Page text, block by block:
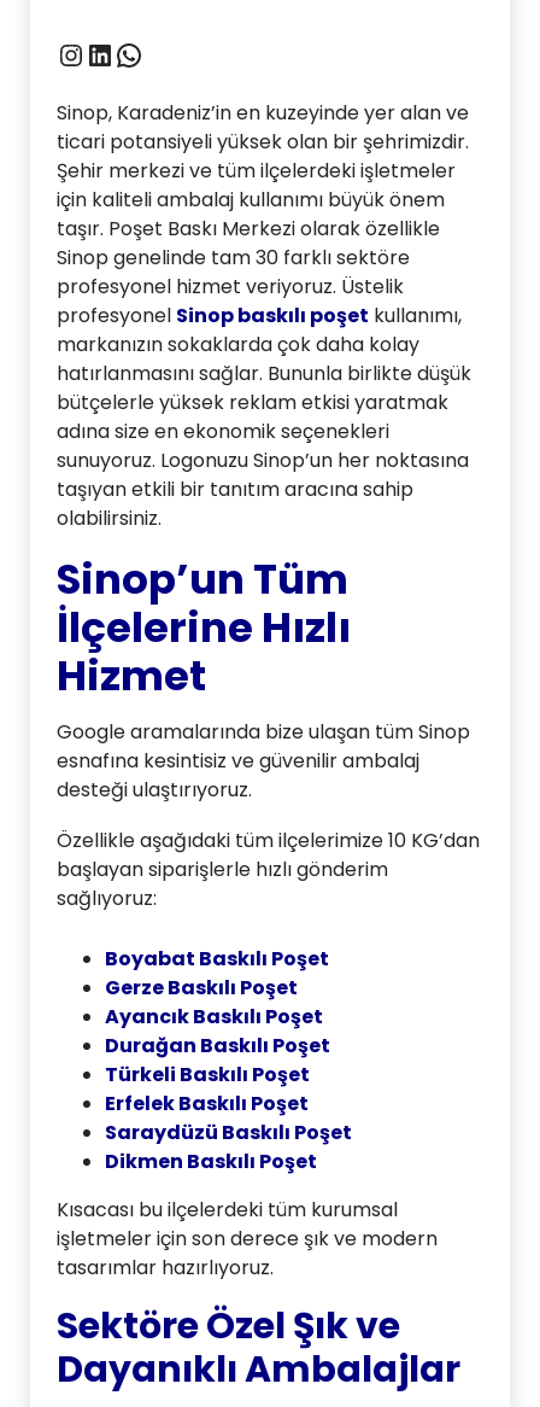
Instagram
LinkedIn
WhatsApp
Sinop, Karadeniz’in en kuzeyinde yer alan ve
ticari potansiyeli yüksek olan bir şehrimizdir.
Şehir merkezi ve tüm ilçelerdeki işletmeler
için kaliteli ambalaj kullanımı büyük önem
taşır. Poşet Baskı Merkezi olarak özellikle
Sinop genelinde tam 30 farklı sektöre
profesyonel hizmet veriyoruz. Üstelik
profesyonel Sinop baskılı poşet kullanımı,
markanızın sokaklarda çok daha kolay
hatırlanmasını sağlar. Bununla birlikte düşük
bütçelerle yüksek reklam etkisi yaratmak
adına size en ekonomik seçenekleri
sunuyoruz. Logonuzu Sinop’un her noktasına
taşıyan etkili bir tanıtım aracına sahip
olabilirsiniz.
Sinop’un Tüm
İlçelerine Hızlı
Hizmet
Google aramalarında bize ulaşan tüm Sinop
esnafına kesintisiz ve güvenilir ambalaj
desteği ulaştırıyoruz.
Özellikle aşağıdaki tüm ilçelerimize 10 KG’dan
başlayan siparişlerle hızlı gönderim
sağlıyoruz:
Boyabat Baskılı Poşet
Gerze Baskılı Poşet
Ayancık Baskılı Poşet
Durağan Baskılı Poşet
Türkeli Baskılı Poşet
Erfelek Baskılı Poşet
Saraydüzü Baskılı Poşet
Dikmen Baskılı Poşet
Kısacası bu ilçelerdeki tüm kurumsal
işletmeler için son derece şık ve modern
tasarımlar hazırlıyoruz.
Sektöre Özel Şık ve
Dayanıklı Ambalajlar